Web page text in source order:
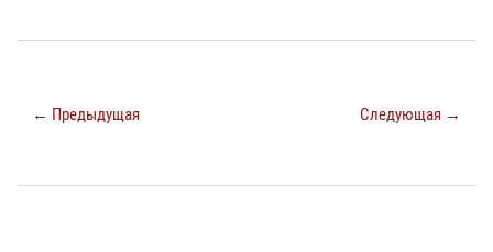
← Предыдущая Следующая →